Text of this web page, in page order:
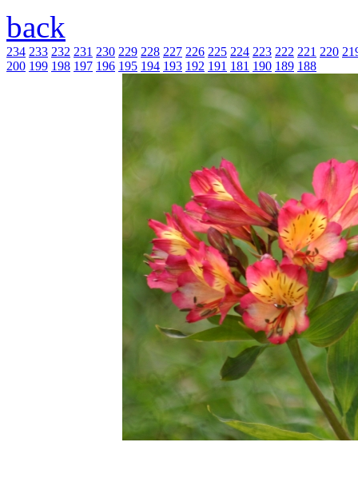
back
234 233 232 231 230 229 228 227 226 225 224 223 222 221 220
200 199 198 197 196 195 194 193 192 191 181 190 189 188